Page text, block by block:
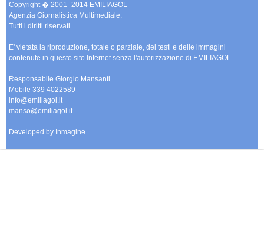
Copyright � 2001- 2014 EMILIAGOL
Agenzia Giornalistica Multimediale.
Tutti i diritti riservati.
E' vietata la riproduzione, totale o parziale, dei testi e delle immagini
contenute in questo sito Internet senza l'autorizzazione di EMILIAGOL
Responsabile Giorgio Mansanti
Mobile 339 4022589
info@emiliagol.it
manso@emiliagol.it
Developed by Inmagine